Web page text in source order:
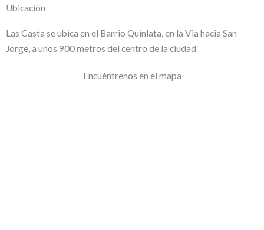
Ubicación
Las Casta se ubica en el Barrio Quinlata, en la Via hacia San
Jorge, a unos 900 metros del centro de la ciudad
Encuéntrenos en el mapa